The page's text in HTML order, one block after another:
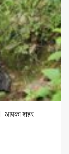
आपका शहर